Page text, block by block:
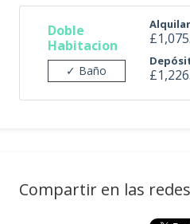
Doble
Habitacion
✓ Baño
Alquilar
Compartir en las